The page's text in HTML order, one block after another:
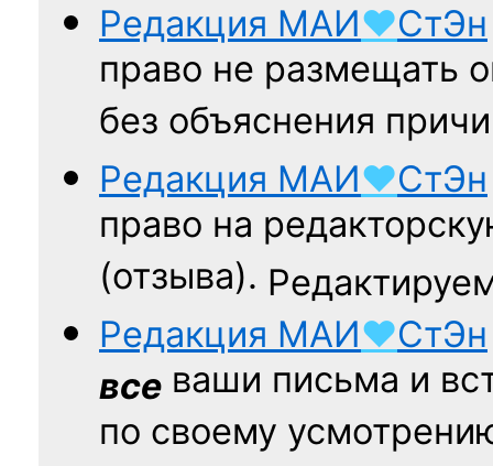
Редакция МАИ♥СтЭн
право не размещать
без объяснения
Редакция МАИ♥СтЭн
право на
(отзыва).
Редакция МАИ♥СтЭн
все ваши письма и
по своему